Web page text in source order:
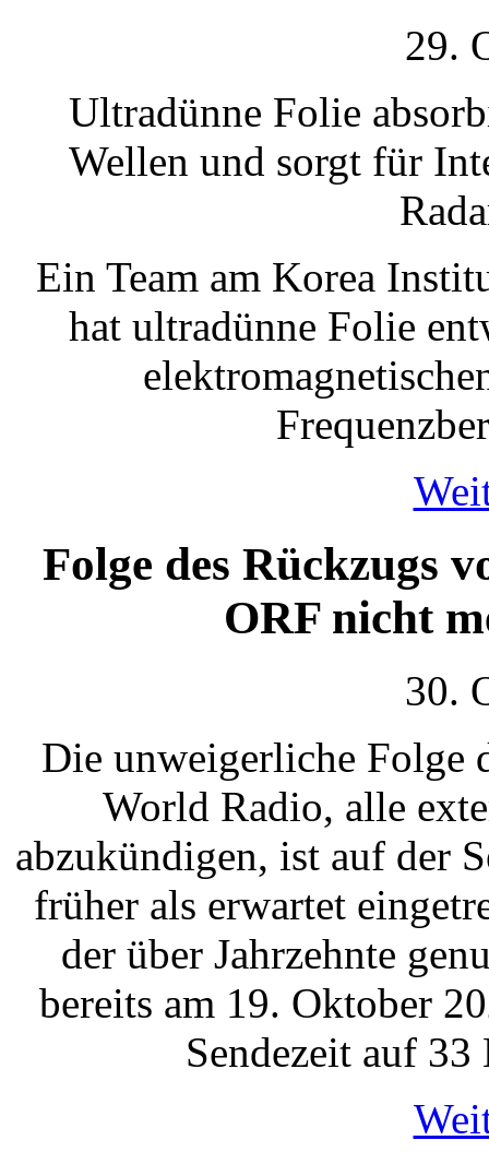
29.
Ultradünne Folie
Wellen und sorgt für
Ein Team am Korea
hat ultradünne Folie
Folge des Rückzugs
ORF nicht
30.
Die unweigerliche Folge
World Radio, alle
abzukündigen, ist auf der
früher als erwartet
der über Jahrzehnte
bereits am 19. Oktober
Sendezeit auf